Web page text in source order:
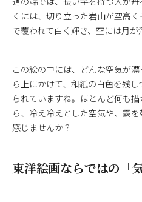
くには、切り立った岩山が空高
で覆われて白く輝き、空には月が
この絵の中には、どんな空気が
ら上にかけて、和紙の白色を残
られていますね。ほとんど何も
ら、冷え冷えとした空気や、靄
感じませんか？
東洋絵画ならではの「